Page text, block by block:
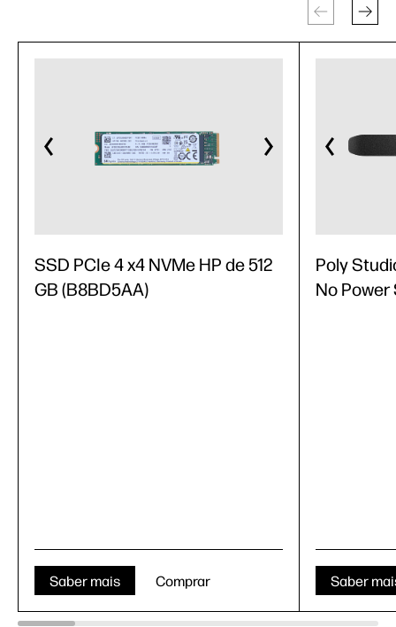
SSD PCIe 4 x4 NVMe HP de 512
GB (B8BD5AA)
Saber mais Comprar
Poly
No Power
Saber